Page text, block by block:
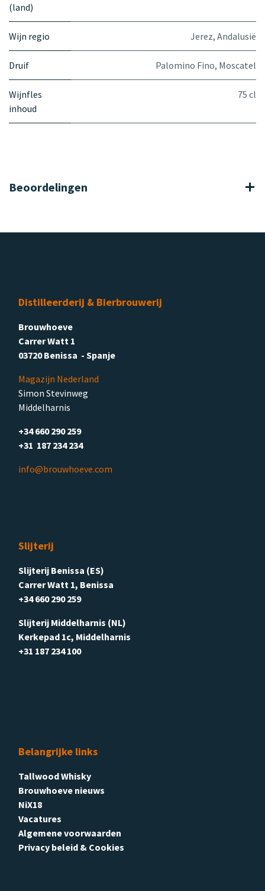
(land)
Wijn regio Jerez, Andalusië
Druif Palomino Fino, Moscatel
Wijnfles
inhoud
75 cl
Beoordelingen
Distilleerderij & Bierbrouwerij
Brouwhoeve
Carrer Watt 1
03720 Benissa - Spanje
Magazijn Nederland
Simon Stevinweg
Middelharnis
+34 660 290 259
+31 187 234 234
info@brouwhoeve.com
Slijterij
Slijterij Benissa (ES)
Carrer Watt 1, Benissa
+34 660 290 259
Slijterij Middelharnis (NL)
Kerkepad 1c, Middelharnis
+31 187 234 100
Belangrijke links
Tallwood Whisky
Brouwhoeve nieuws
NiX18
Vacatures
Algemene voorwaarden
Privacy beleid & Cookies